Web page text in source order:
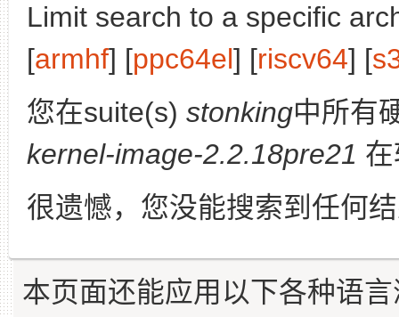
Limit search to a specific
[armhf] [ppc64el] [riscv64] [
您在suite(s) stonking中所有
kernel-image-2.2.18pre21
很遗憾，您没能搜索到任何
本页面还能应用以下各种语